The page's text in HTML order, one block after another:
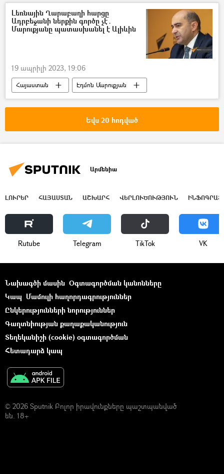
Լեռնային Ղարաբաղի հարցը
Ադրբեջանի ներքին գործը չէ․
Մարուքյանը պատասխանել է Ալիևին
19 ապրիլի 2023, 19:06
Հայաստան
Էդմոն Մարուքյան
Ադրբեջան
Իլհամ Ալիև
Եվս 20 հոդված
Արմենիա
ԼՈՒՐԵՐ ՀԱՅԱՍՏԱՆ ԱՇԽԱՐՀ ՎԵՐԼՈՒԾՈՒԹՅՈՒՆ
Rutube Telegram ТikТоk VK
Նախագծի մասին Օգտագործման կանոնները
Կապ Մամուլի հաղորդագրություններ
Ընկերությունների նորություններ
Գաղտնիության քաղաքականություն
Տեղեկանիշի (cookie) օգտագործման
Հետադարձ կապ
© 2026 Sputnik Բոլոր իրավունքները պաշտպանված
են. 18+